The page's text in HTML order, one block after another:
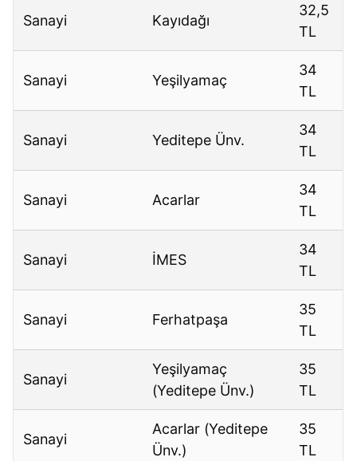
Sanayi Kayıdağı
32,5
TL
Sanayi Yeşilyamaç
34
TL
Sanayi Yeditepe Ünv.
34
TL
Sanayi Acarlar
34
TL
Sanayi İMES
34
TL
Sanayi Ferhatpaşa
35
TL
Sanayi
Yeşilyamaç
(Yeditepe Ünv.)
35
TL
Sanayi
Acarlar (Yeditepe
Ünv.)
35
TL